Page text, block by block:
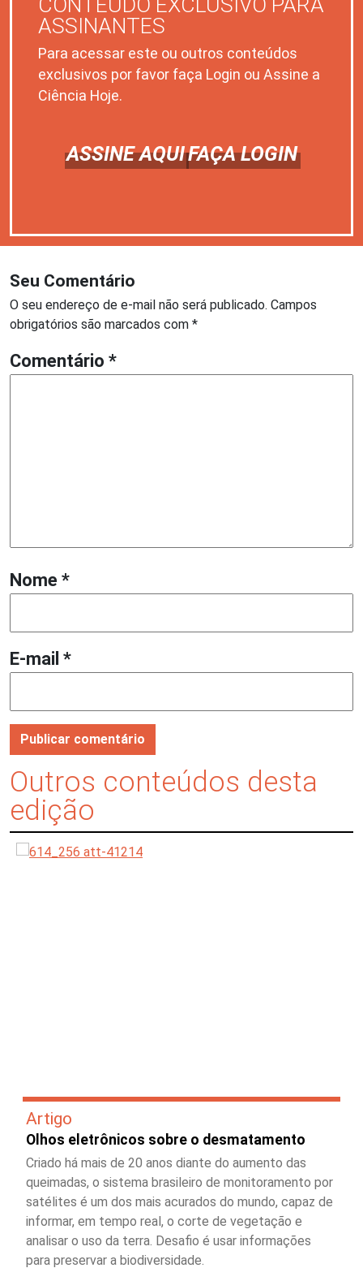
ASSINANTES
Para acessar este ou outros conteúdos
exclusivos por favor faça Login ou Assine a
Ciência Hoje.
ASSINE AQUIFAÇA LOGIN
Seu Comentário
O seu endereço de e-mail não será publicado. Campos
obrigatórios são marcados com *
Comentário *
Nome *
E-mail *
Outros conteúdos desta
edição
Artigo
Olhos eletrônicos sobre o desmatamento
Criado há mais de 20 anos diante do aumento das
queimadas, o sistema brasileiro de monitoramento por
satélites é um dos mais acurados do mundo, capaz de
informar, em tempo real, o corte de vegetação e
analisar o uso da terra. Desafio é usar informações
para preservar a biodiversidade.